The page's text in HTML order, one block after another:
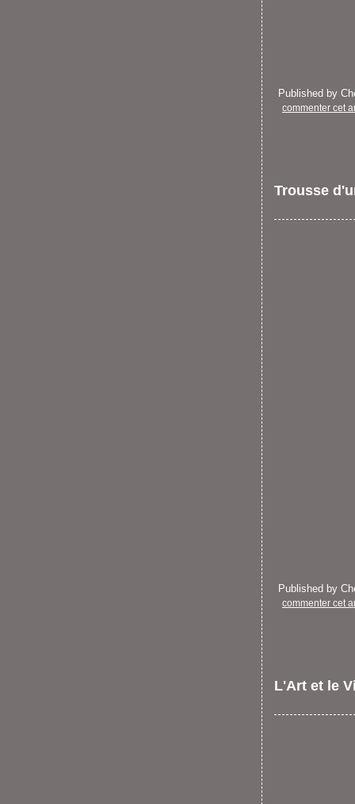
Published by
commenter cet
Trousse
Published by
commenter cet
L'Art et le